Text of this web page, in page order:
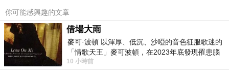
【混碟款】ACER E5-575G Ci5 NV940 獨顯筆電(黑) E5-
575G-58KH黑
網址:
你可能感興趣的文章
借場大雨
麥可·波頓 以渾厚、低沉、沙啞的音色征服歌迷的
「情歌天王」麥可波頓，在2023年底發現罹患腦
瘤「祈禱早日康復，一切都好」。
10 小時前